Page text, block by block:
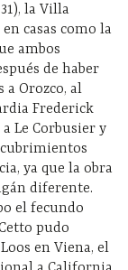
la Villa
casas como la
ambos
de haber
a Orozco, al
Frederick
Le Corbusier y
ya que la obra
diferente.
el fecundo
pudo
en Viena, el